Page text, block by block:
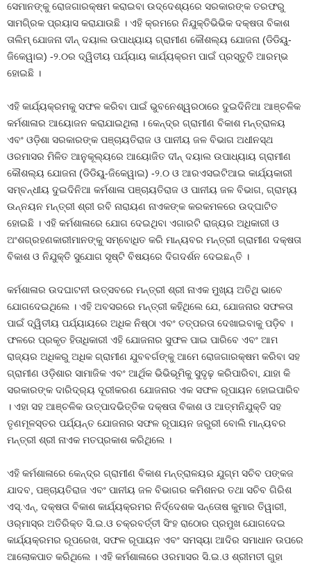
ସେମାନଙ୍କୁ ରୋଜଗାରକ୍ଷମ କରାଇବା ଉଦ୍ଦେଶ୍ୟରେ ସରକାରଙ୍କ ତରଫରୁ
ସାମଗି୍ରକ ପ୍ରୟାସ କରାଯାଉଛି । ଏହି କ୍ରମରେ ନିଯୁକ୍ତିଭିଭିକ ଦକ୍ଷତା ବିକାଶ
ତାଲିମ୍‌ ଯୋଜନା ଦୀନ୍‌ ଦୟାଲ ଉପାଧ୍ୟାୟ ଗ୍ରାମୀଣ କୌଶଲ୍ୟ ଯୋଜନା (ଡିଡିୟୁ-
ଜିକେୱାଇ) -୨.୦ର ଦ୍ୱିତୀୟ ପର୍ଯ୍ୟାୟ କାର୍ଯ୍ୟକ୍ରମ ପାଇଁ ପ୍ରସ୍ତୁତି ଆରମ୍ଭ
ହୋଇଛି ।
ଏହି କାର୍ଯ୍ୟକ୍ରମକୁ ସଫଳ କରିବା ପାଇଁ ଭୁବନେଶ୍ୱରଠାରେ ଦୁଇଦିନିଆ ଆଞ୍ଚଳିକ
କର୍ମଶାଳାର ଆୟୋଜନ କରାଯାଇଥିଲା । କେନ୍ଦ୍ର ଗ୍ରାମୀଣ ବିକାଶ ମନ୍ତ୍ରାଳୟ
ଏବଂ ଓଡ଼ିଶା ସରକାରଙ୍କ ପଞ୍ଚାୟତିରାଜ ଓ ପାନୀୟ ଜଳ ବିଭାଗ ଅଧୀନସ୍ଥ
ଓରମାସର ମିଳିତ ଆନୁକୂଲ୍ୟରେ ଆୟୋଜିତ ଦୀନ୍‌ ଦୟାଲ ଉପାଧ୍ୟାୟ ଗ୍ରାମୀଣ
କୌଶଲ୍ୟ ଯୋଜନା (ଡିଡିୟୁ-ଜିକେୱାଇ) -୨.୦ ଓ ଆରଏସଇଟିଆଇ କାର୍ଯ୍ୟକାରୀ
ସମ୍ବନ୍ଧୀୟ ଦୁଇଦିନିଆ କର୍ମଶାଳା ପଞ୍ଚାୟତିରାଜ ଓ ପାନୀୟ ଜଳ ବିଭାଗ, ଗ୍ରାମ୍ୟ
ଉନ୍ନୟନ ମନ୍ତ୍ରୀ ଶ୍ରୀ ରବି ନାରାୟଣ ନାଏକଙ୍କ କରକମଳରେ ଉଦ୍‌ଘାଟିତ
ହୋଇଛି । ଏହି କର୍ମଶାଳାରେ ଯୋଗ ଦେଇଥିବା ଏଗାରଟି ରାଜ୍ୟର ଅଧିକାରୀ ଓ
ଅଂଶଗ୍ରହଣକାରୀମାନଙ୍କୁ ସମ୍ବୋଧିତ କରି ମାନ୍ୟବର ମନ୍ତ୍ରୀ ଗ୍ରାମୀଣ ଦକ୍ଷତା
ବିକାଶ ଓ ନିଯୁକ୍ତି ସୁଯୋଗ ସୃଷ୍ଟି ବିଷୟରେ ଦିଗଦର୍ଶନ ଦେଇଛନ୍ତି ।
କର୍ମଶାଳାର ଉଦଘାଟନୀ ଉତ୍ସବରେ ମନ୍ତ୍ରୀ ଶ୍ରୀ ନାଏକ ମୁଖ୍ୟ ଅତିଥି ଭାବେ
ଯୋଗଦେଇଥିଲେ । ଏହି ଅବସରରେ ମନ୍ତ୍ରୀ କହିଥିଲେ ଯେ, ଯୋଜନାର ସଫଳତା
ପାଇଁ ଦ୍ୱିତୀୟ ପର୍ଯ୍ୟାୟରେ ଅଧିକ ନିଷ୍ଠା ଏବଂ ତତ୍ପରତା ଦେଖାଇବାକୁ ପଡ଼ିବ ।
ଫଳରେ ପ୍ରକୃତ ହିତାଧିକାରୀ ଏହି ଯୋଜନାର ସୁଫଳ ପାଇ ପାରିବେ ଏବଂ ଆମ
ରାଜ୍ୟର ଅଧିକରୁ ଅଧିକ ଗ୍ରାମୀଣ ଯୁବବର୍ଗଙ୍କୁ ଆମେ ରୋଜଗାରକ୍ଷମ କରିବା ସହ
ଗ୍ରାମୀଣ ଓଡ଼ିଶାର ସାମାଜିକ ଏବଂ ଆର୍ଥିକ ଭିଭିଭୂମିକୁ ସୁଦୃଢ଼ କରିପାରିବା, ଯାହା କି
ସରକାରଙ୍କ ଦାରିଦ୍ର୍ୟ ଦୂରୀକରଣ ଯୋଜନାର ଏକ ସଫଳ ରୂପାୟନ ହୋଇପାରିବ
। ଏହା ସହ ଆଞ୍ଚଳିକ ଉତ୍ପାଦଭିତ୍ତିକ ଦକ୍ଷତା ବିକାଶ ଓ ଆତ୍ମନିଯୁକ୍ତି ସହ
ତୃଣମୂଳସ୍ତର ପର୍ଯ୍ୟନ୍ତ ଯୋଜନାର ସଫଳ ରୂପାୟନ ଜରୁରୀ ବୋଲି ମାନ୍ୟବର
ମନ୍ତ୍ରୀ ଶ୍ରୀ ନାଏକ ମତପ୍ରକାଶ କରିଥିଲେ ।
ଏହି କର୍ମଶାଳାରେ କେନ୍ଦ୍ର ଗ୍ରାମୀଣ ବିକାଶ ମନ୍ତ୍ରାଳୟର ଯୁଗ୍ମ ସଚିବ ପଙ୍କଜ
ଯାଦବ, ପଞ୍ଚାୟତିରାଜ ଏବଂ ପାନୀୟ ଜଳ ବିଭାଗର କମିଶନର ତଥା ସଚିବ ଗିରିଶ
ଏସ୍‌.ଏନ୍‌, ଦକ୍ଷତା ବିକାଶ କାର୍ଯ୍ୟକ୍ରମର ନିର୍ଦ୍ଦେଶକ ସନ୍ତୋଷ କୁମାର ତିୱାରୀ,
ଓର୍‌ମାସ୍‌ର ଅତିରିକ୍ତ ସି.ଇ.ଓ ଚକ୍ରବର୍ତ୍ତୀ ସିଂହ ରାଠୋର ପ୍ରମୁଖ ଯୋଗଦେଇ
କାର୍ଯ୍ୟକ୍ରମର ରୂପରେଖ, ସଫଳ ରୂପାୟନ ଏବଂ ସମସ୍ୟା ଆଦିର ସମାଧାନ ଉପରେ
ଆଲୋକପାତ କରିଥିଲେ । ଏହି କର୍ମଶାଳାରେ ଓରମାସର ସି.ଇ.ଓ ଶ୍ରୀମତୀ ଗୁହା